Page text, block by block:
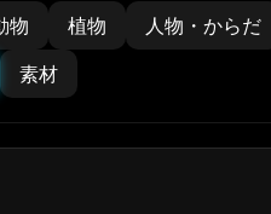
物 植物
人物・からだ
素材